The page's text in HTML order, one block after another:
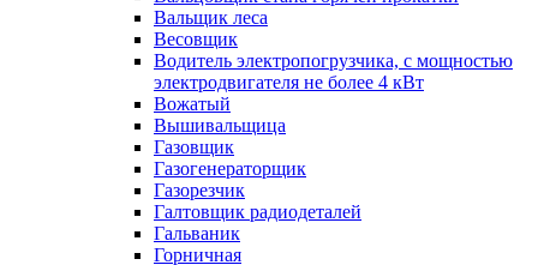
Вальщик леса
Весовщик
Водитель электропогрузчика, с мощностью
электродвигателя не более 4 кВт
Вожатый
Вышивальщица
Газовщик
Газогенераторщик
Газорезчик
Галтовщик радиодеталей
Гальваник
Горничная